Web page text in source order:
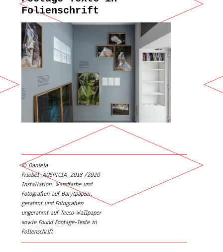
Folienschrift
Beitrags-Navigation
© Daniela
Friebel_AUSPICIA_2018 /2020
Installation, Wandfarbe und
Fotografien auf Barytpapier,
gerahmt und Fotografien
ungerahmt auf Tecco Wallpaper
sowie Found Footage-Texte in
Folienschrift